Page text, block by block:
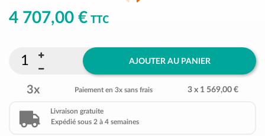
4 707,00 € TTC
AJOUTER AU PANIER
3x Paiement en 3x sans frais 3 x 1 569,00 €
Livraison gratuite
Expédié sous 2 à 4 semaines